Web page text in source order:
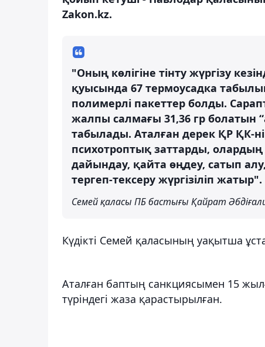
Zakon.kz.
"Оның көлігіне тінту жүргізу
қуысында 67 термоусадка
полимерлі пакеттер болды.
жалпы салмағы 31,36 гр болатын
табылады. Аталған дерек ҚР ҚК-
психотроптық заттарды,
дайындау, қайта өңдеу, сатып
тергеп-тексеру жүргізіліп жатыр".
Семей қаласы ПБ бастығы Қайрат
Күдікті Семей қаласының уақытша
Аталған баптың санкциясымен 15
түріндегі жаза қарастырылған.